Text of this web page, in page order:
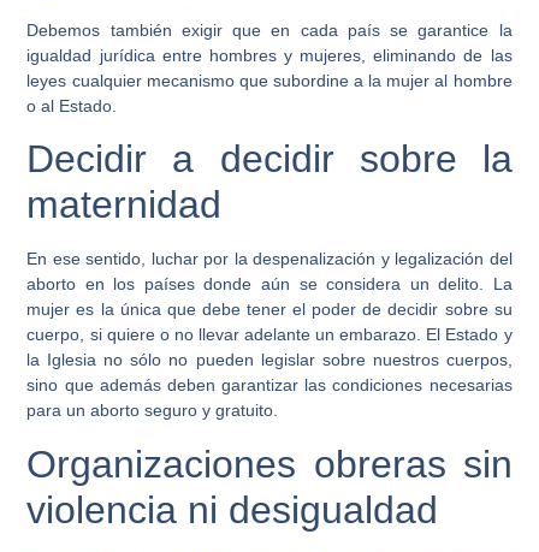
Debemos también exigir que en cada país se garantice la
igualdad jurídica entre hombres y mujeres, eliminando de las
leyes cualquier mecanismo que subordine a la mujer al hombre
o al Estado.
Decidir a decidir sobre la
maternidad
En ese sentido, luchar por la despenalización y legalización del
aborto en los países donde aún se considera un delito. La
mujer es la única que debe tener el poder de decidir sobre su
cuerpo, si quiere o no llevar adelante un embarazo. El Estado y
la Iglesia no sólo no pueden legislar sobre nuestros cuerpos,
sino que además deben garantizar las condiciones necesarias
para un aborto seguro y gratuito.
Organizaciones obreras sin
violencia ni desigualdad